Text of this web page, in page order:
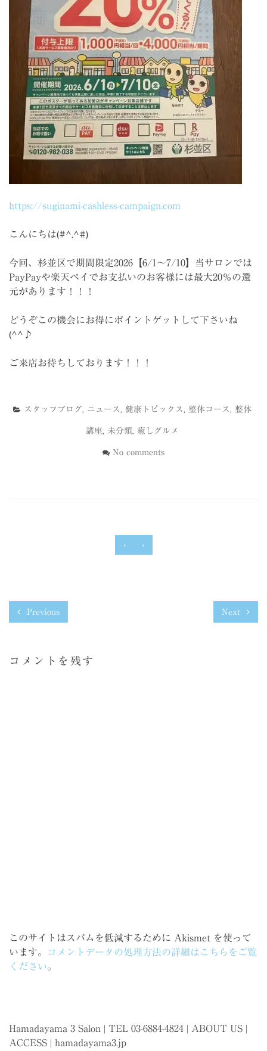
https://suginami-cashless-campaign.com
こんにちは(#^.^#)
今回、杉並区で期間限定2026【6/1～7/10】当サロンでは
PayPayや楽天ペイでお支払いのお客様には最大20％の還
元があります！！！
どうぞこの機会にお得にポイントゲットして下さいね
(^^♪
ご来店お待ちしております！！！
スタッフブログ, ニュース , 健康トピックス , 整体コース , 整体
講座, 未分類, 癒しグルメ
No comments
‹ ›
Previous Next
コメントを残す
このサイトはスパムを低減するために Akismet を使って
います。
コメントデータの処理方法の詳細はこちらをご覧
ください。
Hamadayama 3 Salon | TEL 03-6884-4824 | ABOUT US |
ACCESS | hamadayama3.jp